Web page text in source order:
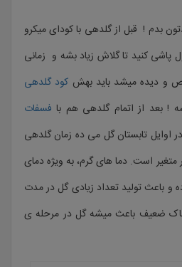
بدم ! قبل از گلدهی با کودای میکرو
پاشی کنید تا گلاش زیاد بشه و زمانی
دیده میشد باید بهش کود گلدهی
! بعد از اتمام گلدهی هم با فسفات
اوایل تابستان گل می ده زمان گلدهی
متغیر است. دما های گرم، به ویژه دمای
و باعث تولید تعداد زیادی گل در مدت
ضعیف باعث میشه گل در مرحله ی